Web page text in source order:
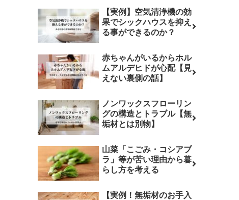
【実例】空気清浄機の効
果でシックハウスを抑え
る事ができるのか？
赤ちゃんがいるからホル
ムアルデヒドが心配【見
えない裏側の話】
ノンワックスフローリン
グの構造とトラブル【無
垢材とは別物】
山菜「こごみ・コシアブ
ラ」等が苦い理由から暮
らし方を考える
【実例！無垢材のお手入